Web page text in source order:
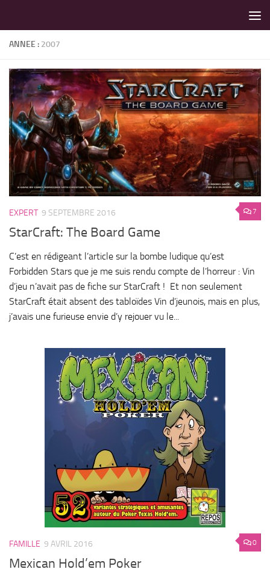
ANNEE : 2007
7
EXPERT 9 SEPTEMBRE 2016
StarCraft: The Board Game
C’est en rédigeant l’article sur la bombe ludique qu’est
Forbidden Stars que je me suis rendu compte de l’horreur : Vin
d’jeu n’avait pas de fiche sur StarCraft ! Et non seulement
StarCraft était absent des tabloïdes Vin d’jeunois, mais en plus,
j’avais une furieuse envie d’y rejouer vu le...
0
FAMILLE 9 AVRIL 2016
Mexican Hold’em Poker